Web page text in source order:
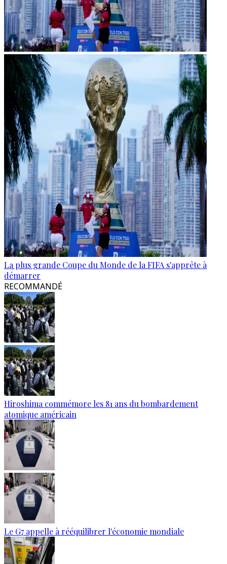
La plus grande Coupe du Monde de la FIFA s'apprête à
démarrer
RECOMMANDÉ
Hiroshima commémore les 81 ans du bombardement
atomique américain
Le G7 appelle à rééquilibrer l'économie mondiale